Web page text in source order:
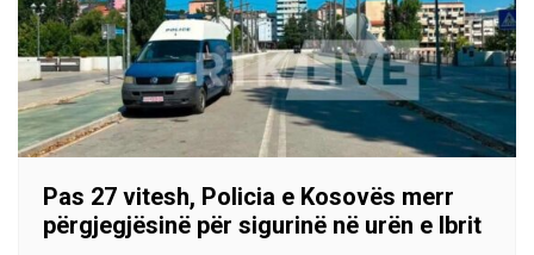
Pas 27 vitesh, Policia e Kosovës merr
përgjegjësinë për sigurinë në urën e Ibrit